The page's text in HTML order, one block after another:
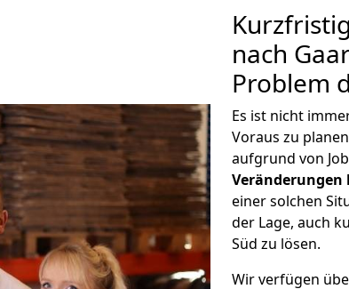
nach
Problem
Es ist nicht
Voraus zu
aufgrund von
einer solchen
der Lage, auch
Süd zu lösen.
Wir verfügen